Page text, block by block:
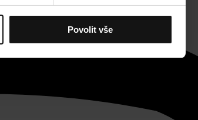
Povolit vše